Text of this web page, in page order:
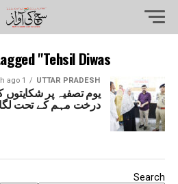
"Tehsil Diwas"
UTTAR PRADESH
1 month ago
یوم تصفیہ پر شکایتوں
درخت مہم کے تحت
Search